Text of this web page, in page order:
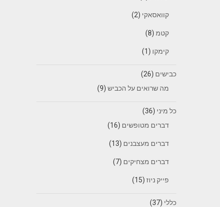
קוואסאקי (2)
קטמ(8)
קימקו (1)
כבישים (26)
מה שרואים על הכביש(9)
כל מיני (36)
דברים מטופשים (16)
דברים מעצבנים (13)
דברים מצחיקים (7)
פייק ניוז(15)
כללי (37)